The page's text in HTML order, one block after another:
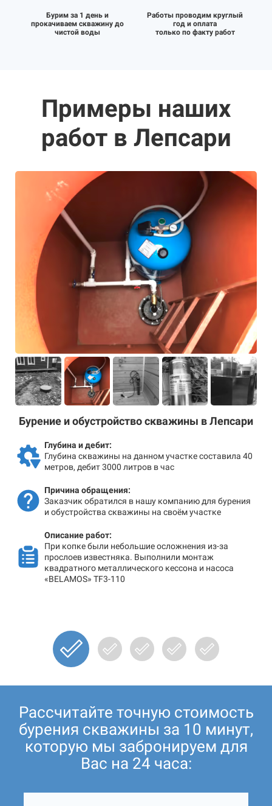
Бурим за 1 день и
прокачиваем скважину до
чистой воды
Работы проводим круглый
год и оплата
только по факту работ
Примеры наших
работ в Лепсари
Бурение и обустройство скважины в Лепсари
Глубина и дебит:
Глубина скважины на данном участке составила 40
метров, дебит 3000 литров в час
Причина обращения:
Заказчик обратился в нашу компанию для бурения
и обустройства скважины на своём участке
Описание работ:
При копке были небольшие осложнения из-за
прослоев известняка. Выполнили монтаж
квадратного металлического кессона и насоса
«BELAMOS» TF3-110
Рассчитайте точную стоимость
бурения скважины за 10 минут,
которую мы забронируем для
Вас на 24 часа: